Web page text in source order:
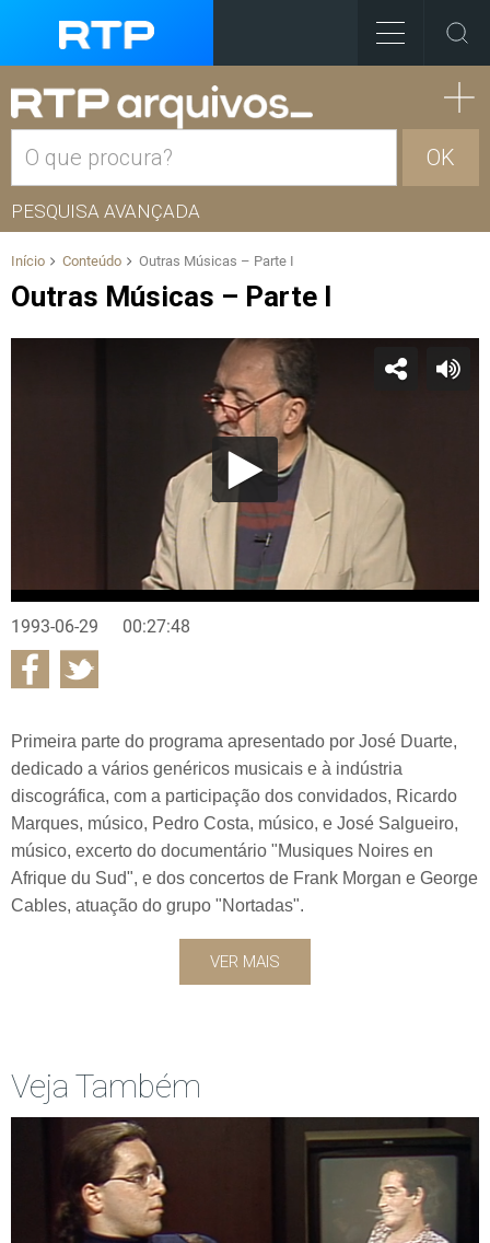
OK
PESQUISA AVANÇADA
Início Conteúdo Outras Músicas – Parte I
Outras Músicas – Parte I
1993-06-29 00:27:48
Primeira parte do programa apresentado por José Duarte,
dedicado a vários genéricos musicais e à indústria
discográfica, com a participação dos convidados, Ricardo
Marques, músico, Pedro Costa, músico, e José Salgueiro,
músico, excerto do documentário "Musiques Noires en
Afrique du Sud", e dos concertos de Frank Morgan e George
Cables, atuação do grupo "Nortadas".
VER MAIS
Veja Também